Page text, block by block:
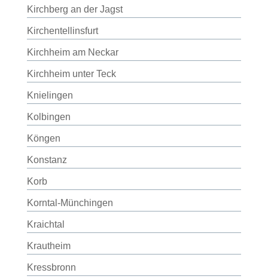
Kirchberg an der Jagst
Kirchentellinsfurt
Kirchheim am Neckar
Kirchheim unter Teck
Knielingen
Kolbingen
Köngen
Konstanz
Korb
Korntal-Münchingen
Kraichtal
Krautheim
Kressbronn